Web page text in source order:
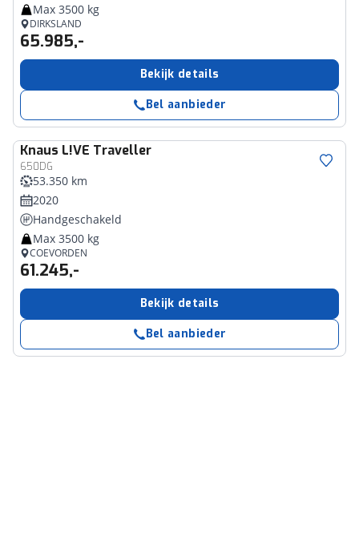
Max 3500 kg
DIRKSLAND
65.985,-
Bekijk details
Bel aanbieder
Knaus L!VE Traveller
650DG
53.350 km
2020
Handgeschakeld
Max 3500 kg
COEVORDEN
61.245,-
Bekijk details
Bel aanbieder